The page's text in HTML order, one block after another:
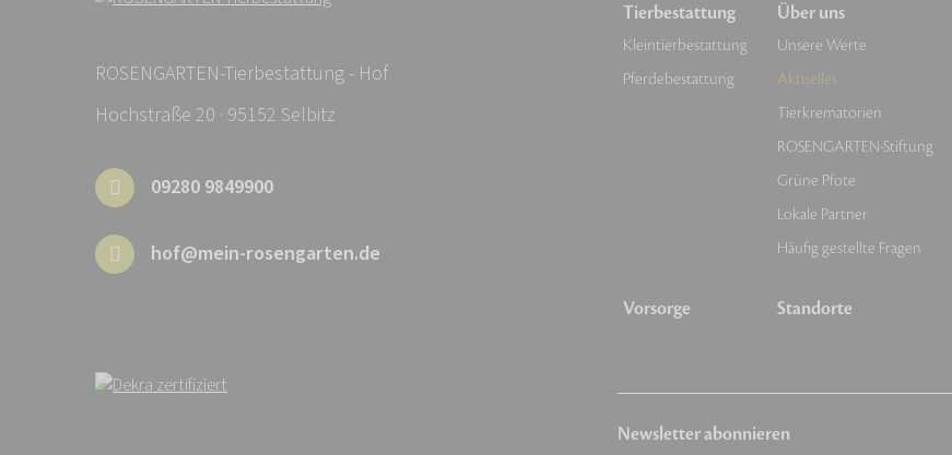
ROSENGARTEN-Tierbestattung - Hof
Hochstraße 20 · 95152 Selbitz
09280 9849900
hof@mein-rosengarten.de
Tierbestattung
Kleintierbestattung
Pferdebestattung
Vorsorge
Über uns
Unsere Werte
Aktuelles
Tierkrematorien
ROSENGARTEN-Stiftung
Grüne Pfote
Lokale Partner
Häufig gestellte Fragen
Standorte
Newsletter abonnieren